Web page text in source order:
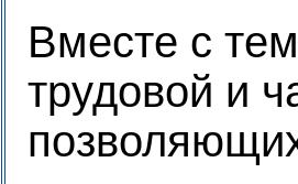
Вместе с
трудовой и